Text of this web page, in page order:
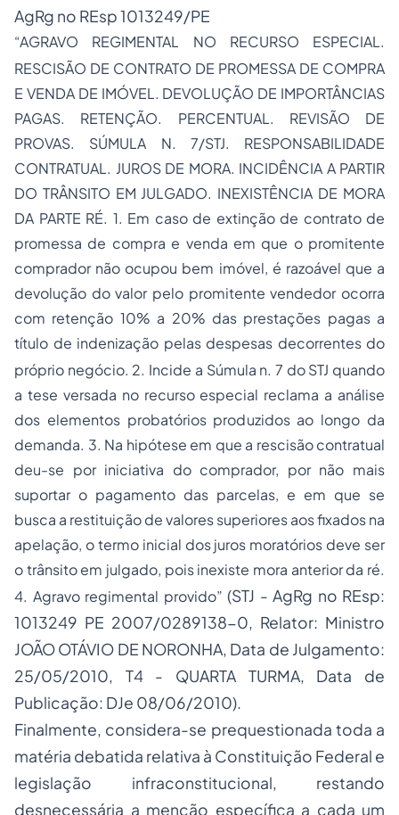
AgRg no REsp 1013249/PE
“AGRAVO REGIMENTAL NO RECURSO ESPECIAL.
RESCISÃO DE CONTRATO DE PROMESSA DE COMPRA
E VENDA DE IMÓVEL. DEVOLUÇÃO DE IMPORTÂNCIAS
PAGAS. RETENÇÃO. PERCENTUAL. REVISÃO DE
PROVAS. SÚMULA N. 7/STJ. RESPONSABILIDADE
CONTRATUAL. JUROS DE MORA. INCIDÊNCIA A PARTIR
DO TRÂNSITO EM JULGADO. INEXISTÊNCIA DE MORA
DA PARTE RÉ. 1. Em caso de extinção de contrato de
promessa de compra e venda em que o promitente
comprador não ocupou bem imóvel, é razoável que a
devolução do valor pelo promitente vendedor ocorra
com retenção 10% a 20% das prestações pagas a
título de indenização pelas despesas decorrentes do
próprio negócio. 2. Incide a Súmula n. 7 do STJ quando
a tese versada no recurso especial reclama a análise
dos elementos probatórios produzidos ao longo da
demanda. 3. Na hipótese em que a rescisão contratual
deu-se por iniciativa do comprador, por não mais
suportar o pagamento das parcelas, e em que se
busca a restituição de valores superiores aos fixados na
apelação, o termo inicial dos juros moratórios deve ser
o trânsito em julgado, pois inexiste mora anterior da ré.
4. Agravo regimental provido” (STJ - AgRg no REsp:
1013249 PE 2007/0289138-0, Relator: Ministro
JOÃO OTÁVIO DE NORONHA, Data de Julgamento:
25/05/2010, T4 - QUARTA TURMA, Data de
Publicação: DJe 08/06/2010).
Finalmente, considera-se prequestionada toda a
matéria debatida relativa à Constituição Federal e
legislação infraconstitucional, restando
desnecessária a menção específica a cada um